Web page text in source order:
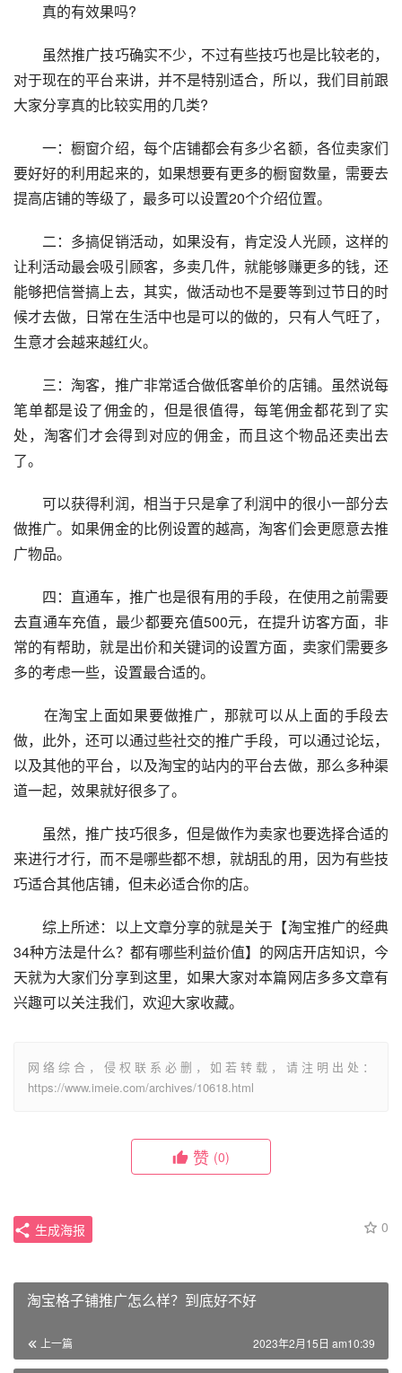
真的有效果吗?
虽然推广技巧确实不少，不过有些技巧也是比较老的，
对于现在的平台来讲，并不是特别适合，所以，我们目前跟
大家分享真的比较实用的几类?
一：橱窗介绍，每个店铺都会有多少名额，各位卖家们
要好好的利用起来的，如果想要有更多的橱窗数量，需要去
提高店铺的等级了，最多可以设置20个介绍位置。
二：多搞促销活动，如果没有，肯定没人光顾，这样的
让利活动最会吸引顾客，多卖几件，就能够赚更多的钱，还
能够把信誉搞上去，其实，做活动也不是要等到过节日的时
候才去做，日常在生活中也是可以的做的，只有人气旺了，
生意才会越来越红火。
三：淘客，推广非常适合做低客单价的店铺。虽然说每
笔单都是设了佣金的，但是很值得，每笔佣金都花到了实
处，淘客们才会得到对应的佣金，而且这个物品还卖出去
了。
可以获得利润，相当于只是拿了利润中的很小一部分去
做推广。如果佣金的比例设置的越高，淘客们会更愿意去推
广物品。
四：直通车，推广也是很有用的手段，在使用之前需要
去直通车充值，最少都要充值500元，在提升访客方面，非
常的有帮助，就是出价和关键词的设置方面，卖家们需要多
多的考虑一些，设置最合适的。
在淘宝上面如果要做推广，那就可以从上面的手段去
做，此外，还可以通过些社交的推广手段，可以通过论坛，
以及其他的平台，以及淘宝的站内的平台去做，那么多种渠
道一起，效果就好很多了。
虽然，推广技巧很多，但是做作为卖家也要选择合适的
来进行才行，而不是哪些都不想，就胡乱的用，因为有些技
巧适合其他店铺，但未必适合你的店。
综上所述：以上文章分享的就是关于【淘宝推广的经典
34种方法是什么？都有哪些利益价值】的网店开店知识，今
天就为大家们分享到这里，如果大家对本篇网店多多文章有
兴趣可以关注我们，欢迎大家收藏。
网络综合，侵权联系必删，如若转载，请注明出处：
https://www.imeie.com/archives/10618.html
赞 (0)
0
生成海报
淘宝格子铺推广怎么样？到底好不好
上一篇 2023年2月15日 am10:39